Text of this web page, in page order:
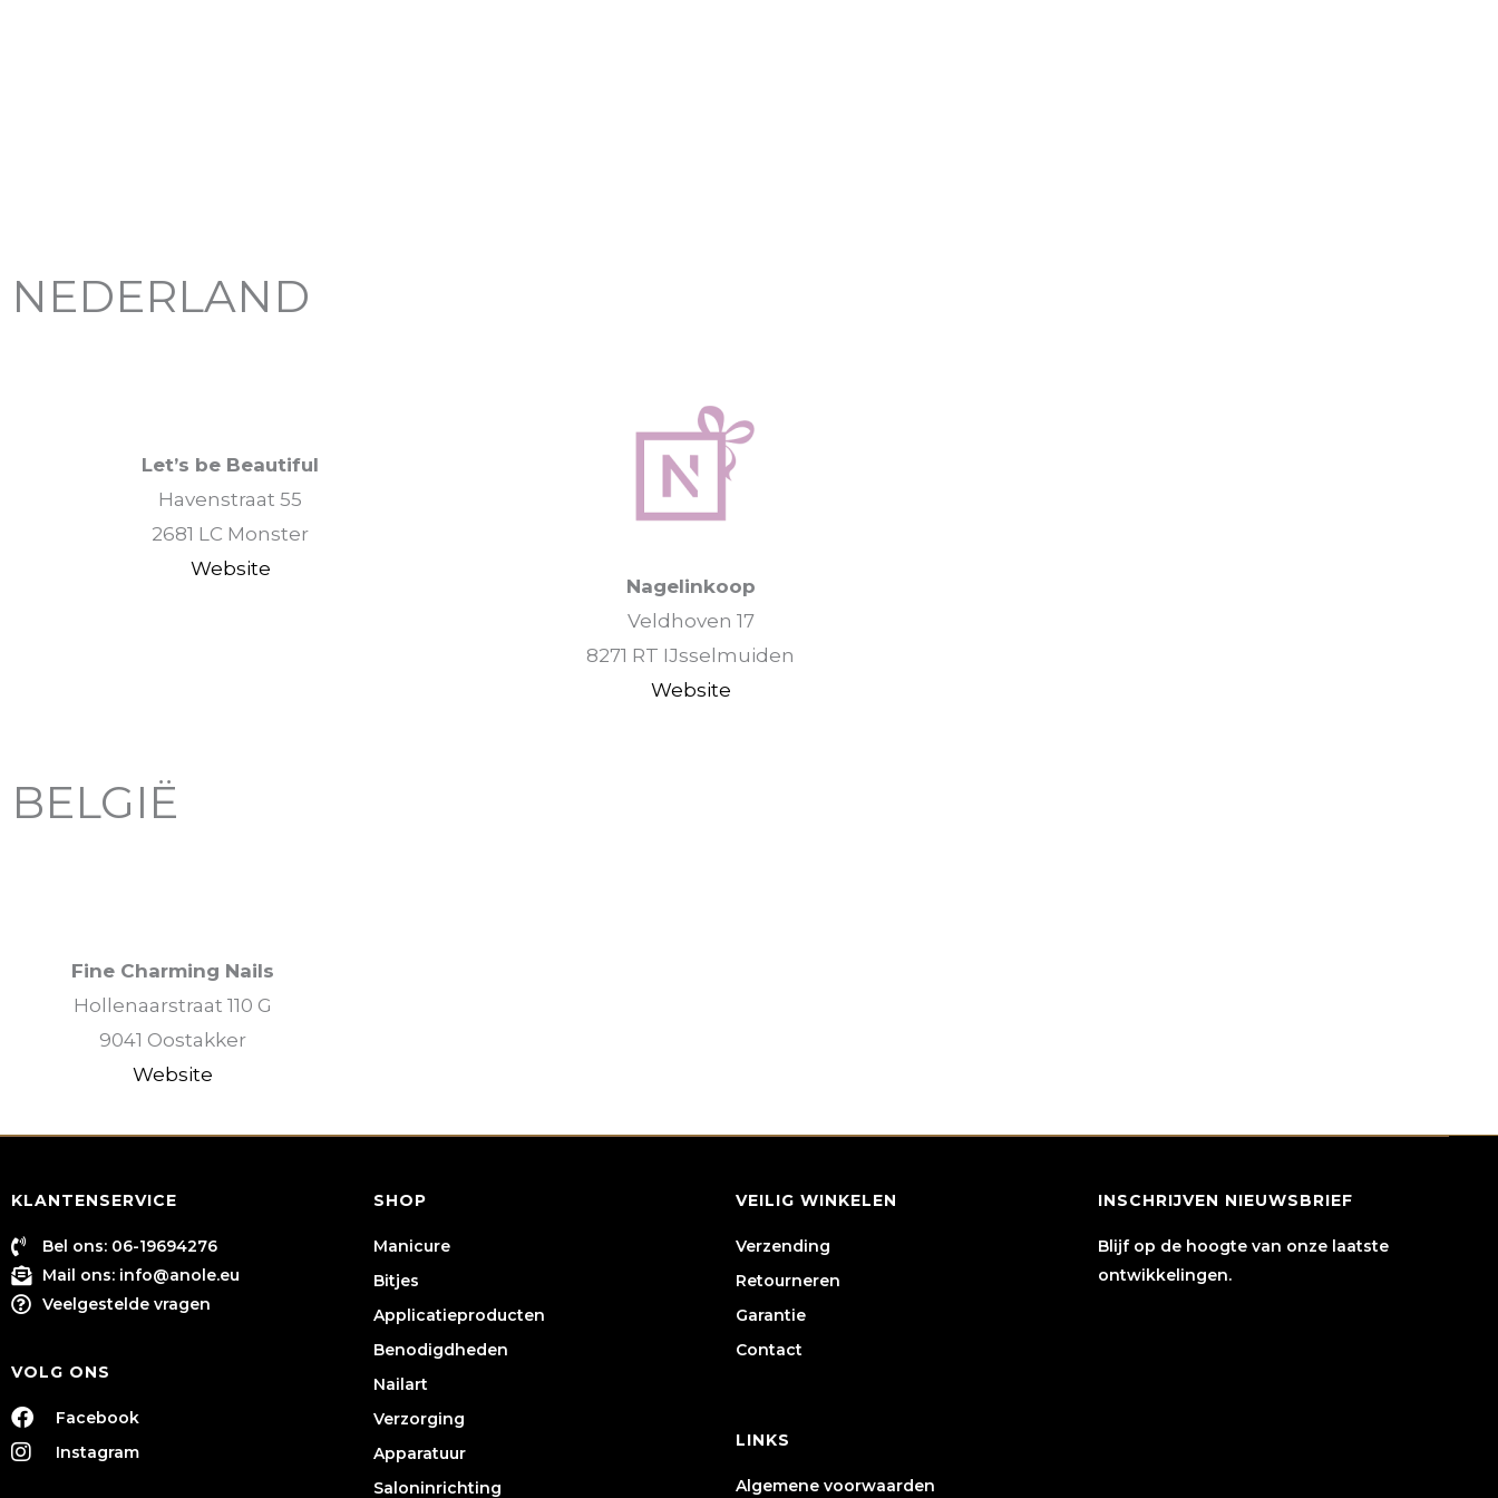
NEDERLAND
Let’s be Beautiful
Havenstraat 55
2681 LC Monster
Website
Nagelinkoop
Veldhoven 17
8271 RT IJsselmuiden
Website
BELGIË
Fine Charming Nails
Hollenaarstraat 110 G
9041 Oostakker
Website
KLANTENSERVICE
Bel ons: 06-19694276
Mail ons: info@anole.eu
Veelgestelde vragen
VOLG ONS
Facebook
Instagram
SHOP
Manicure
Bitjes
Applicatieproducten
Benodigdheden
Nailart
Verzorging
Apparatuur
Saloninrichting
VEILIG WINKELEN
Verzending
Retourneren
Garantie
Contact
LINKS
Algemene voorwaarden
INSCHRIJVEN NIEUWSBRIEF
Blijf op de hoogte van onze laatste
ontwikkelingen.